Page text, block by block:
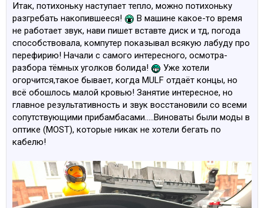
Итак, потихоньку наступает тепло, можно потихоньку
разгребать накопившееся!
В машине какое-то время
не работает звук, нави пишет вставте диск и тд, погода
способствовала, компутер показывал всякую лабуду про
перефирию! Начали с самого интересного, осмотра-
разбора тёмных уголков болида!
Уже хотели
огорчится,такое бывает, когда MULF отдаёт концы, но
всё обошлось малой кровью! Занятие интересное, но
главное результативность и звук восстановили со всеми
сопутствующими прибамбасами.....Виноваты были моды в
оптике (MOST), которые никак не хотели бегать по
кабелю!